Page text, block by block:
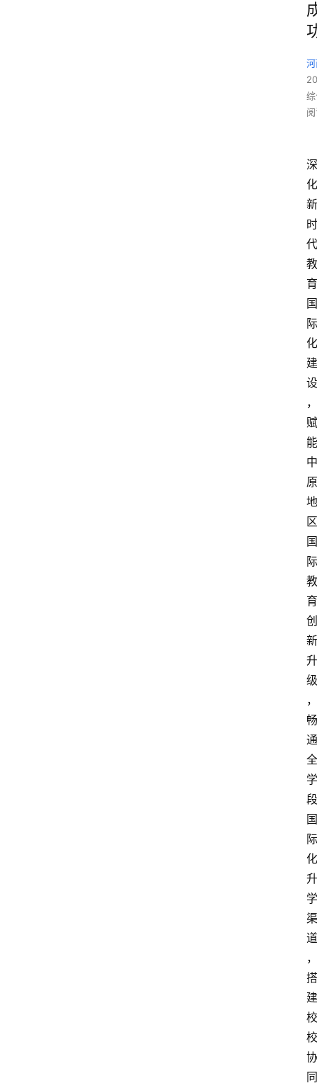
深
化
新
时
代
教
育
国
际
化
建
设
，
赋
能
中
原
地
区
国
际
教
育
创
新
升
级
，
畅
通
全
学
段
国
际
化
升
学
渠
道
，
搭
建
校
校
协
同